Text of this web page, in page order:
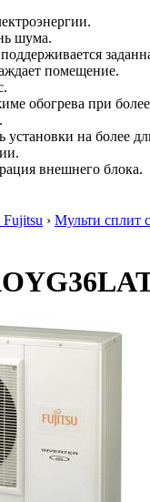
шума.
помещение.
обогрева при
установки на более
внешнего блока.
› Мульти сплит